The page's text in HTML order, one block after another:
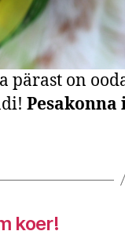
pärast on
Pesakonna
koer!